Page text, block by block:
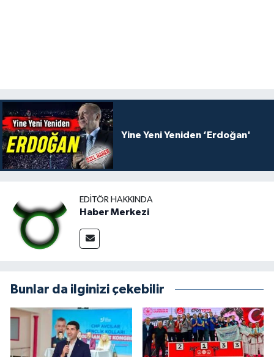
Yine Yeni Yeniden ‘Erdoğan'
EDITÖR HAKKINDA
Haber Merkezi
Bunlar da ilginizi çekebilir